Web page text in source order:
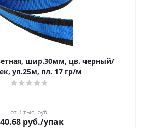
шир.30мм, цв. черный/
уп.25м, пл. 17 гр/м
от 3 тыс. руб.
руб./упак